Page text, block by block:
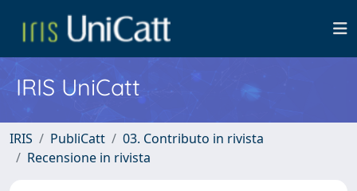
IRIS UniCatt
IRIS PubliCatt
03. Contributo in rivista
Recensione in rivista